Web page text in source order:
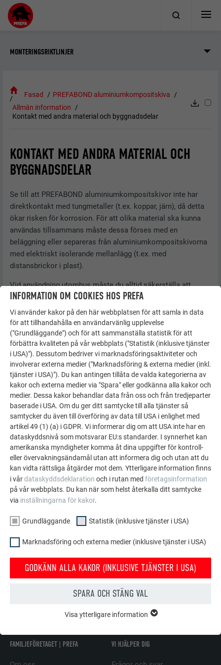
MONTERINGSRIKTLINJER
Fasad
PREFABOND aluminiumkompositskiva
Allmän information
Kontakt med andra material och byggnadsdelar
KONTAKT MED ANDRA MATERIAL OCH
BYGGNADSDELAR
Se till att PREFABOND aluminiumkompositskivor inte har
direktkontakt med tungmetaller (t.ex. koppar, järn), då detta
ökar risken för korrosion. För att olika material ska kunna
användas tillsammans måste dessa förses med en
beläggning eller separeras från aluminiumkompositskivorna
med elektriskt isolerande mellanlägg (t.ex. med
distansbrickor i plast).
Vid användning utomhus måste du alltid säkerställa att
materialen har separerats korrekt.
PREFABOND ska skyddas mot skadlig påverkan från andra
byggnadsdelar (t.ex. betong) eller omgivningsmiljön
(korrosiv miljö, t.ex. vägsalt).
Materialparning
Lantlig
miljö
Stads-
eller industrimiljö
Sjö- eller
havsnära
Zink + + +
Rostfritt stål + + +
Bly + + -
Oskyddat stål - - -
Koppar -
FAMILJEFÖRETAGET | PREFA VI HJÄLPER DIG
INFORMATION OM COOKIES HOS PREFA
Vi använder kakor på den här webbplatsen för att samla in data
för att tillhandahålla en användarvänlig upplevelse
("Grundläggande") och för att sammanställa statistik för att
förbättra kvaliteten på vår webbplats ("Statistik (inklusive tjänster
i USA)"). Dessutom bedriver vi marknadsföringsaktiviteter och
involverar externa medier ("Marknadsföring & externa medier (inkl.
tjänster i USA)"). Du kan antingen tillåta de valda kategorierna av
kakor och externa medier via "Spara" eller godkänna alla kakor och
medier. Dessa kakor behandlar data från oss och från tredjeparter
baserade i USA. Om du ger ditt samtycke till alla tjänster så
samtycker du även till överföring av data till USA i enlighet med
artikel 49 (1) (a) i GDPR. Vi informerar dig om att USA inte har en
dataskyddsnivå som motsvarar EU:s standarder. I synnerhet kan
amerikanska myndigheter komma åt dina uppgifter för kontroll-
eller övervakningsändamål utan att informera dig och utan att du
kan vidta rättsliga åtgärder mot dem. Ytterligare information finns
i vårdataskyddsdeklaration och i rutan med företagsinformation
på vår webbplats. Du kan när som helst återkalla ditt samtycke
via inställningarna för kakor.
Grundläggande Statistik (inklusive tjänster i USA)
Marknadsföring och externa medier (inklusive tjänster i USA)
GODKÄNN ALLA KAKOR (INKLUSIVE TJÄNSTER I USA)
SPARA OCH STÄNG VAL
GRUNDLÄGGANDE
grundläggande funktioner. Detta säkerställer att webbplatsen
fungerar korrekt.
Visa ytterligare information